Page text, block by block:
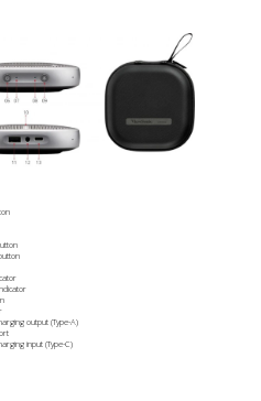
output (Type-A)
input (Type-C)